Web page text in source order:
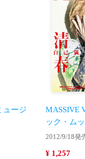
ュージ
MASSIVE
ック・ムッ
2012/9/18発
¥ 1,257